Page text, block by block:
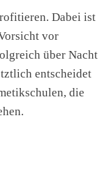
Dabei ist
vor
über Nacht
entscheidet
die